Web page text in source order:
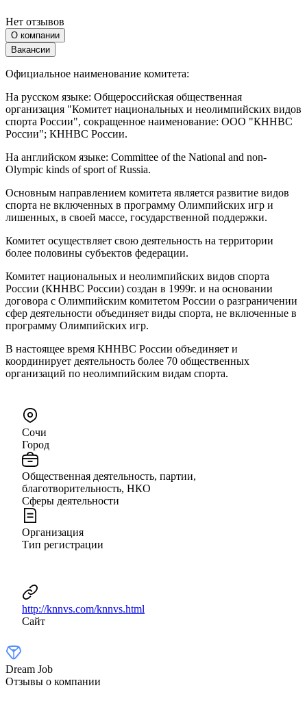
Нет отзывов
О компании
Вакансии
Официальное наименование комитета:
На русском языке: Общероссийская общественная
организация "Комитет национальных и неолимпийских видов
спорта России", сокращенное наименование: ООО "КННВС
России"; КННВС России.
На английском языке: Committee of the National and non-
Olympic kinds of sport of Russia.
Основным направлением комитета является развитие видов
спорта не включенных в программу Олимпийских игр и
лишенных, в своей массе, государственной поддержки.
Комитет осуществляет свою деятельность на территории
более половины субъектов федерации.
Комитет национальных и неолимпийских видов спорта
России (КННВС России) создан в 1999г. и на основании
договора с Олимпийским комитетом России о разграничении
сфер деятельности объединяет виды спорта, не включенные в
программу Олимпийских игр.
В настоящее время КННВС России объединяет и
координирует деятельность более 70 общественных
организаций по неолимпийским видам спорта.
Сочи
Город
Общественная деятельность, партии,
благотворительность, НКО
Сферы деятельности
Организация
Тип регистрации
http://knnvs.com/knnvs.html
Сайт
Dream Job
Отзывы о компании